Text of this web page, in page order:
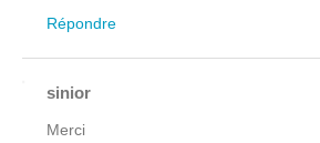
Répondre
sinior
Merci